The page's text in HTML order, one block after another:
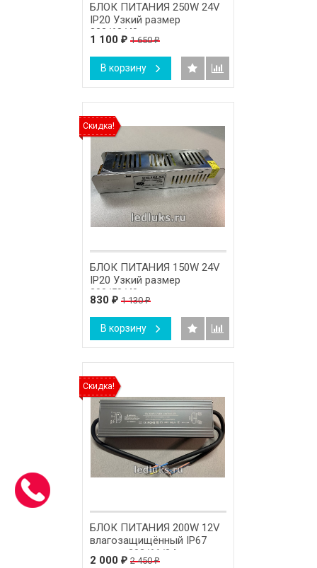
БЛОК ПИТАНИЯ 250W 24V
IP20 Узкий размер
223/68/40мм.
1 100 ₽ 1 650₽
В корзину
Скидка!
БЛОК ПИТАНИЯ 150W 24V
IP20 Узкий размер
200/58/40мм
830 ₽ 1 130₽
В корзину
Скидка!
БЛОК ПИТАНИЯ 200W 12V
влагозащищённый IP67
размер 203/66/34 мм.
2 000 ₽ 2 450₽